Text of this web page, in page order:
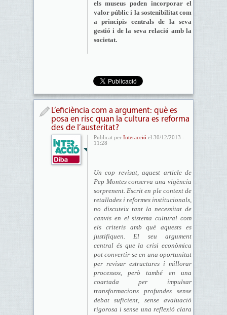
els museus poden incorporar el
valor públic i la sostenibilitat com
a principis centrals de la seva
gestió i de la seva relació amb la
societat.
L’eficiència com a argument: què es
posa en risc quan la cultura es reforma
des de l’austeritat?
Publicat per Interacció el 30/12/2013 -
11:28
Un cop revisat, aquest article de
Pep Montes conserva una vigència
sorprenent. Escrit en ple context de
retallades i reformes institucionals,
no discuteix tant la necessitat de
canvis en el sistema cultural com
els criteris amb què aquests es
justifiquen. El seu argument
central és que la crisi econòmica
pot convertir-se en una oportunitat
per revisar estructures i millorar
processos, però també en una
coartada per impulsar
transformacions profundes sense
debat suficient, sense avaluació
rigorosa i sense una reflexió clara